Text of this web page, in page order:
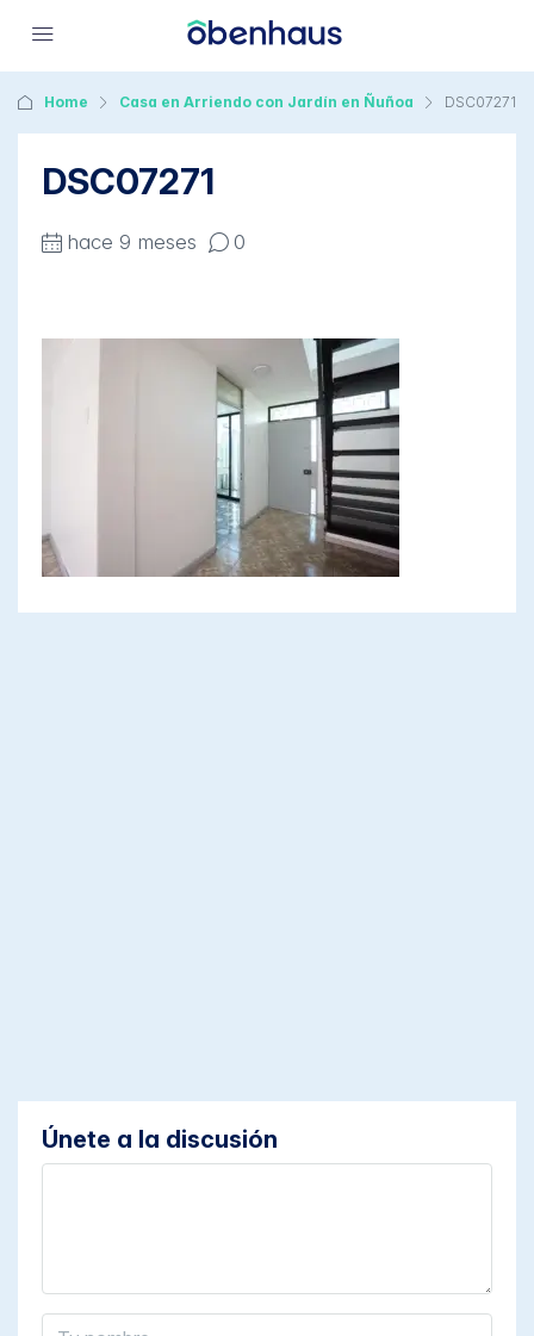
Home Casa en Arriendo con Jardín en Ñuñoa DSC07271
DSC07271
hace 9 meses 0
Únete a la discusión